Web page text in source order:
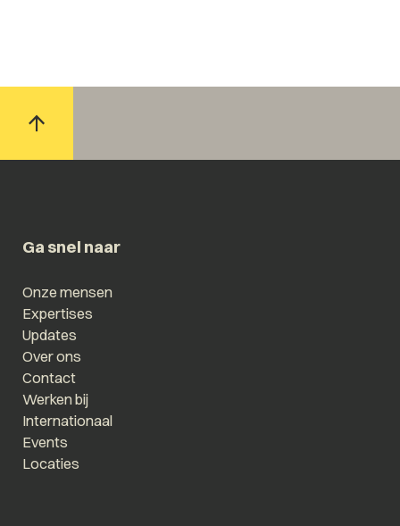
Ga snel naar
Onze mensen
Expertises
Updates
Over ons
Contact
Werken bij
Internationaal
Events
Locaties